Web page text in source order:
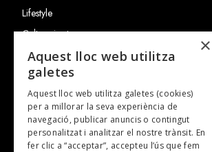
Lifestyle
Cultura i art
Entrevistes
Gastronomia
TV
Plans per fer
Revistes
×
Aquest lloc web utilitza
galetes
Aquest lloc web utilitza galetes (cookies)
per a millorar la seva experiència de
navegació, publicar anuncis o contingut
personalitzat i analitzar el nostre trànsit. En
fer clic a “acceptar”, accepteu l’ús que fem